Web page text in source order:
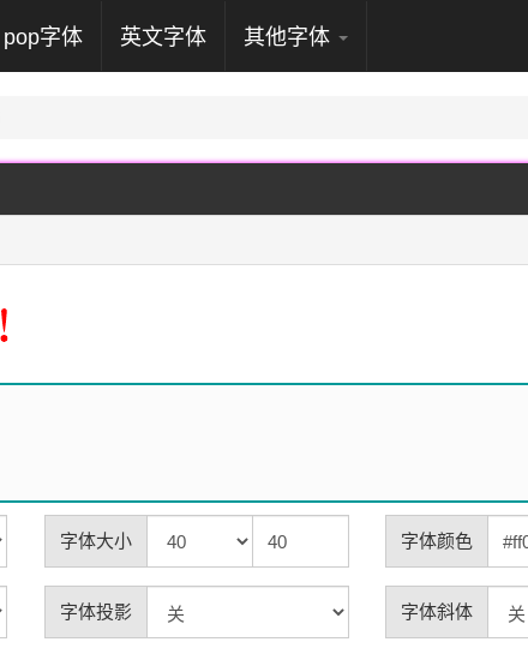
pop字体 英文字体 其他字体
字体大小 字体颜色
字体投影 字体斜体